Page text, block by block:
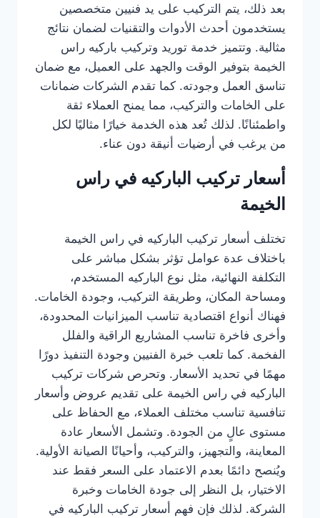
بعد ذلك، يتم التركيب على يد فنيين متخصصين
يستخدمون أحدث الأدوات والتقنيات لضمان نتائج
مثالية. وتتميز خدمة توريد وتركيب باركيه راس
الخيمة بتوفير الوقت والجهد على العميل، مع ضمان
تناسق العمل وجودته. كما تقدم الشركات ضمانات
على الخامات والتركيب، مما يمنح العملاء ثقة
واطمئنانًا. لذلك تُعد هذه الخدمة خيارًا مثاليًا لكل
من يرغب في أرضيات أنيقة دون عناء.
أسعار تركيب الباركيه في راس
الخيمة
تختلف أسعار تركيب الباركيه في راس الخيمة
باختلاف عدة عوامل تؤثر بشكل مباشر على
التكلفة النهائية، مثل نوع الباركيه المستخدم،
ومساحة المكان، وطريقة التركيب، وجودة الخامات.
فهناك أنواع اقتصادية تناسب الميزانيات المحدودة،
وأخرى فاخرة تناسب المشاريع الراقية والفلل
الفخمة. كما تلعب خبرة الفنيين وجودة التنفيذ دورًا
مهمًا في تحديد الأسعار. وتحرص شركات تركيب
الباركيه في راس الخيمة على تقديم عروض وأسعار
تنافسية تناسب مختلف العملاء، مع الحفاظ على
مستوى عالٍ من الجودة. وتشمل الأسعار عادة
المعاينة، والتجهيز، والتركيب، وأحيانًا الصيانة الأولية.
ويُنصح دائمًا بعدم الاعتماد على السعر فقط عند
الاختيار، بل النظر إلى جودة الخامات وخبرة
الشركة. لذلك فإن فهم أسعار تركيب الباركيه في